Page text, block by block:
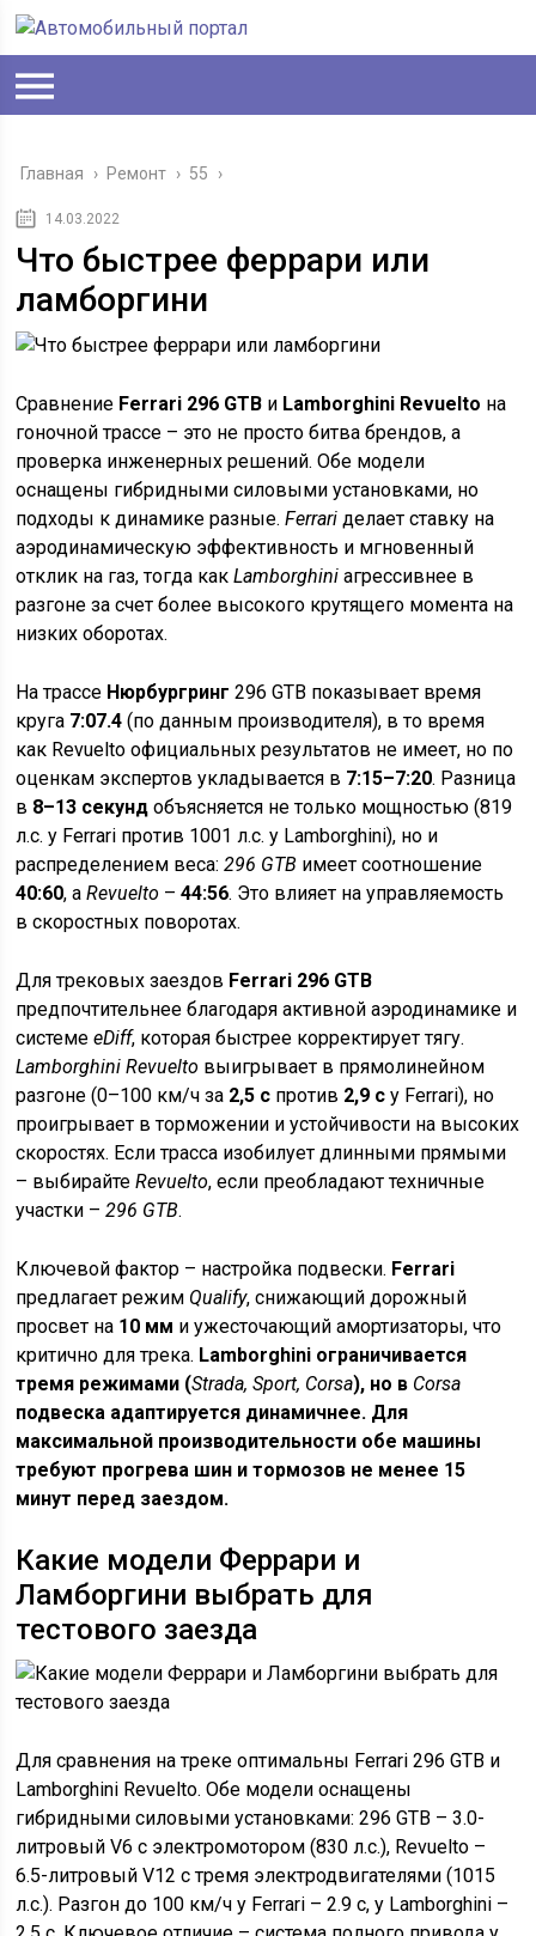
Главная › Ремонт › 55 ›
14.03.2022
Что быстрее феррари или
ламборгини
Сравнение Ferrari 296 GTB и Lamborghini Revuelto на
гоночной трассе – это не просто битва брендов, а
проверка инженерных решений. Обе модели
оснащены гибридными силовыми установками, но
подходы к динамике разные.Ferrari делает ставку на
аэродинамическую эффективность и мгновенный
отклик на газ, тогда какLamborghini агрессивнее в
разгоне за счет более высокого крутящего момента на
низких оборотах.
На трассе Нюрбургринг 296 GTB показывает время
круга 7:07.4 (по данным производителя), в то время
как Revuelto официальных результатов не имеет, но по
оценкам экспертов укладывается в 7:15–7:20. Разница
в 8–13 секунд объясняется не только мощностью (819
л.с. у Ferrari против 1001 л.с. у Lamborghini), но и
распределением веса:296 GTB имеет соотношение
40:60, аRevuelto –44:56. Это влияет на управляемость
в скоростных поворотах.
Для трековых заездов Ferrari 296 GTB
предпочтительнее благодаря активной аэродинамике и
системеeDiff, которая быстрее корректирует тягу.
Lamborghini Revuelto выигрывает в прямолинейном
разгоне (0–100 км/ч за 2,5 с против 2,9 с у Ferrari), но
проигрывает в торможении и устойчивости на высоких
скоростях. Если трасса изобилует длинными прямыми
– выбирайтеRevuelto, если преобладают техничные
участки –296 GTB.
Ключевой фактор – настройка подвески. Ferrari
предлагает режим Qualify, снижающий дорожный
просвет на 10 мм и ужесточающий амортизаторы, что
критично для трека. Lamborghini ограничивается
тремя режимами (Strada, Sport, Corsa), но в Corsa
подвеска адаптируется динамичнее. Для
максимальной производительности обе машины
требуют прогрева шин и тормозов не менее 15
минут перед заездом.
Какие модели Феррари и
Ламборгини выбрать для
тестового заезда
Для сравнения на треке оптимальны Ferrari 296 GTB и
Lamborghini Revuelto. Обе модели оснащены
гибридными силовыми установками: 296 GTB – 3.0-
литровый V6 с электромотором (830 л.с.), Revuelto –
6.5-литровый V12 с тремя электродвигателями (1015
л.с.). Разгон до 100 км/ч у Ferrari – 2.9 с, у Lamborghini –